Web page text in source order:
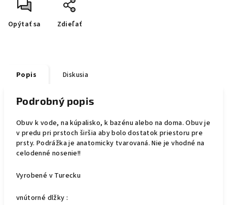
Opýtať sa Zdieľať
Popis Diskusia
Podrobný popis
Obuv k vode, na kúpalisko, k bazénu alebo na doma. Obuv je
v predu pri prstoch širšia aby bolo dostatok priestoru pre
prsty. Podrážka je anatomicky tvarovaná. Nie je vhodné na
celodenné nosenie!!
Vyrobené v Turecku
vnútorné dlžky :